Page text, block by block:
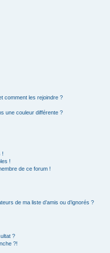
comment les rejoindre ?
une couleur différente ?
!
!
de ce forum !
de ma liste d’amis ou d’ignorés ?
?
?!